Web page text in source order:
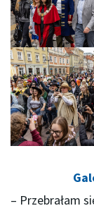
– Przebrałam